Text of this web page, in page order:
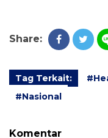
Share:
Tag Terkait:
#Nasional
Komentar